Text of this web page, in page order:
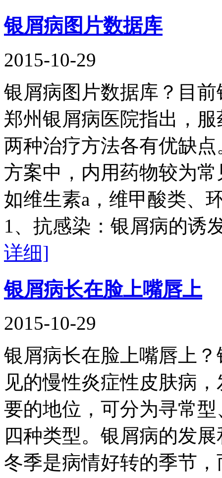
银屑病图片数据库
2015-10-29
银屑病图片数据库？目
郑州银屑病医院指出，
两种治疗方法各有优缺
方案中，内用药物较为
如维生素a，维甲酸类、
1、抗感染：银屑病的诱
详细]
银屑病长在脸上嘴唇上
2015-10-29
银屑病长在脸上嘴唇上
见的慢性炎症性皮肤病
要的地位，可分为寻常
四种类型。银屑病的发
冬季是病情好转的季节